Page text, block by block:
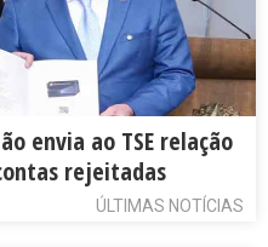
envia ao TSE relação
rejeitadas
ÚLTIMAS NOTÍCIAS